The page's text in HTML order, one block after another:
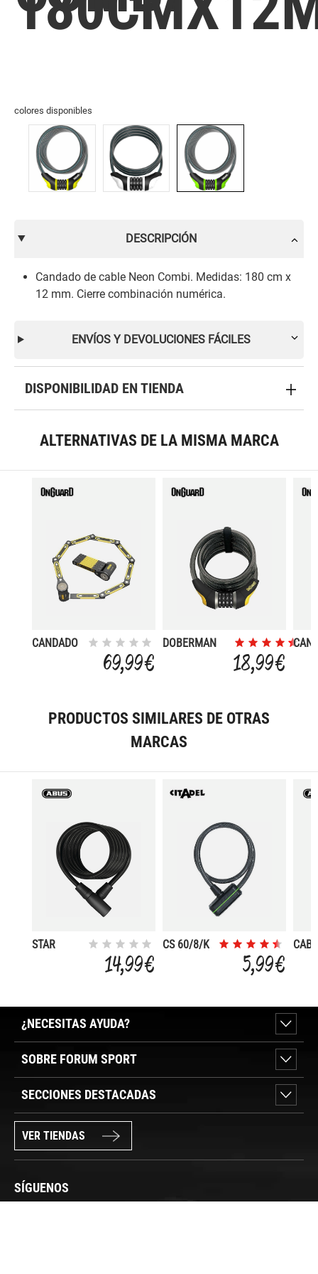
colores disponibles
DESCRIPCIÓN
Candado de cable Neon Combi. Medidas: 180 cm x
12 mm. Cierre combinación numérica.
ENVÍOS Y DEVOLUCIONES FÁCILES
DISPONIBILIDAD EN TIENDA
ALTERNATIVAS DE LA MISMA MARCA
CANDADO
69,99 €
DOBERMAN
18,99 €
PRODUCTOS SIMILARES DE OTRAS
MARCAS
STAR
14,99 €
CS 60/8/K
5,99 €
¿NECESITAS AYUDA?
SOBRE FORUM SPORT
SECCIONES DESTACADAS
VER TIENDAS
SÍGUENOS